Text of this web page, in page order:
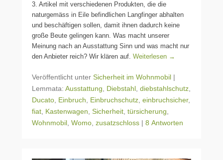
3. Artikel mit verschiedenen Produkten, die die
naturgemäss in Eile befindlichen Langfinger abhalten
und beschäftigen sollen, damit ihnen dadurch keine
große Beute gelingen kann. Was macht unserer
Meinung nach an Ausstattung Sinn und was macht nur
den Anbieter reich? Wir klären auf. Weiterlesen →
Veröffentlicht unter Sicherheit im Wohnmobil |
Lemmata: Ausstattung Diebstahl diebstahlschutz
Ducato Einbruch Einbruchschutz einbruchsicher,
fiat Kastenwagen Sicherheit türsicherung
Wohnmobil Womo zusatzschloss | 8 Antworten